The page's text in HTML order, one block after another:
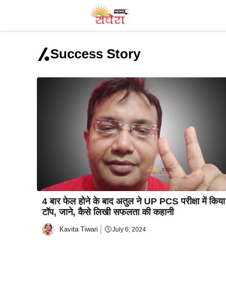
content
Success Story
4 बार फेल होने के बाद अतुल ने UP PCS परीक्षा में किया
टॉप, जाने, कैसे लिखी सफलता की कहानी
Kavita Tiwari July 6, 2024